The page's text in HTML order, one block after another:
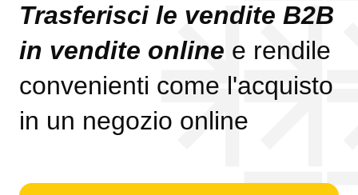
Trasferisci le vendite B2B
in vendite online e rendile
convenienti come l'acquisto
in un negozio online